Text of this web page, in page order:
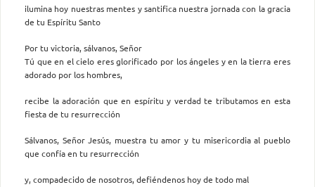
ilumina hoy nuestras mentes y santifica nuestra jornada con la gracia
de tu Espíritu Santo
Por tu victoria, sálvanos, Señor
Tú que en el cielo eres glorificado por los ángeles y en la tierra eres
adorado por los hombres,
recibe la adoración que en espíritu y verdad te tributamos en esta
fiesta de tu resurrección
Sálvanos, Señor Jesús, muestra tu amor y tu misericordia al pueblo
que confía en tu resurrección
y, compadecido de nosotros, defiéndenos hoy de todo mal